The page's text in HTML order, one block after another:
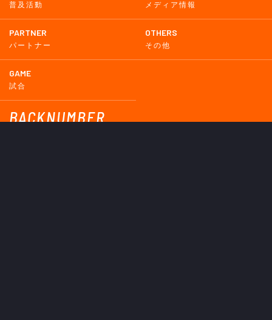
普及活動 メディア情報
PARTNER
パートナー
OTHERS
その他
GAME
試合
BACKNUMBER